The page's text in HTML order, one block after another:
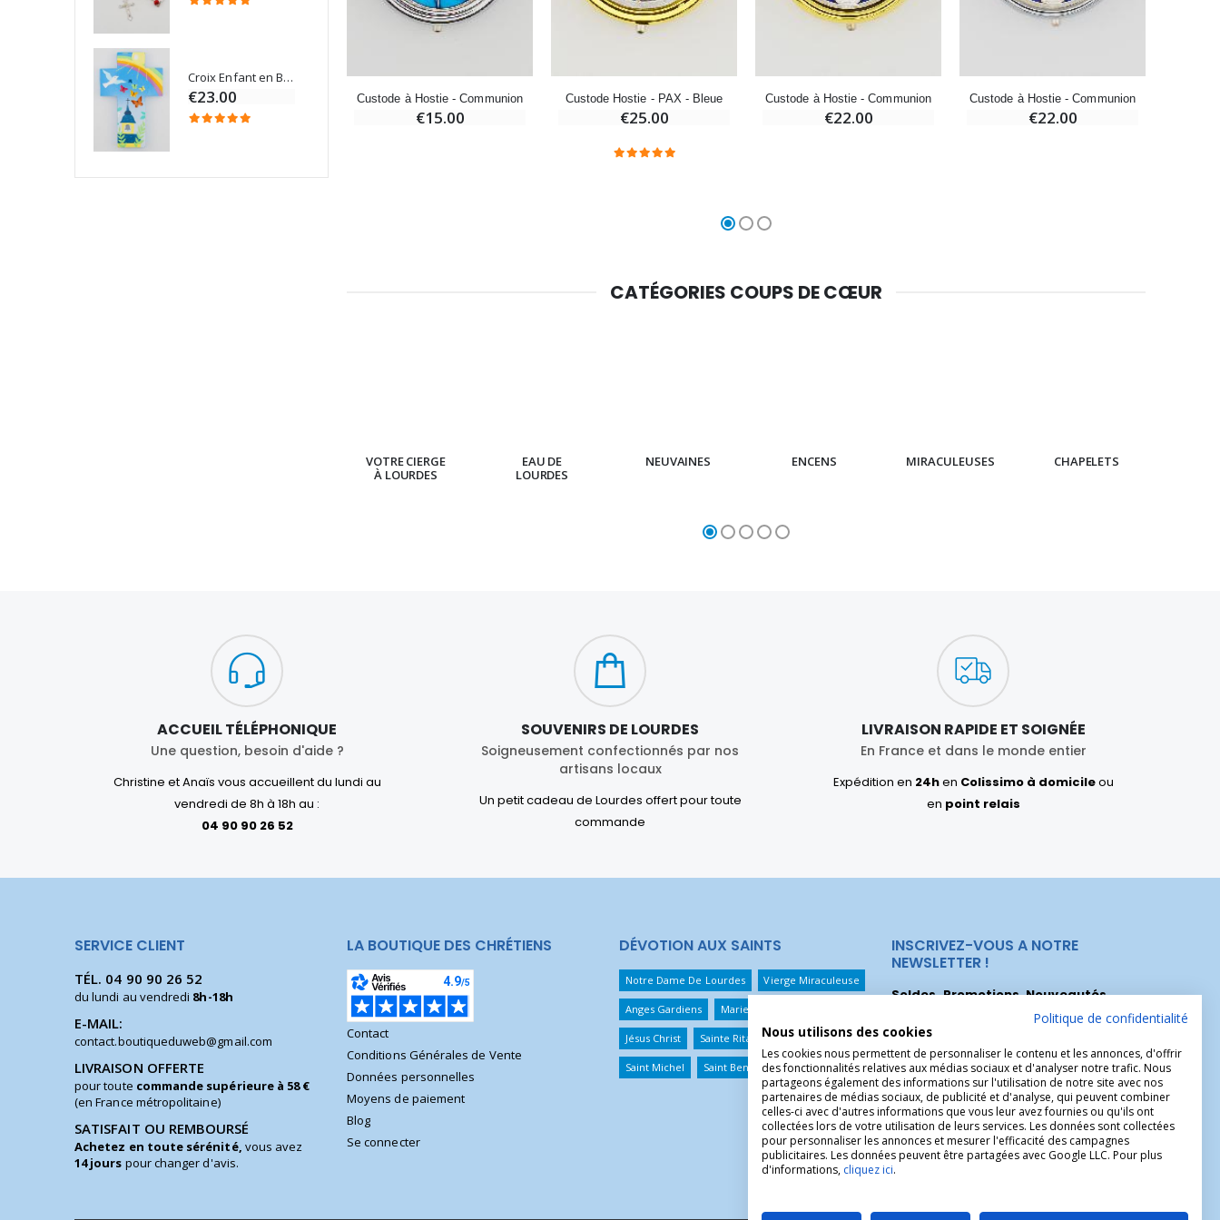
Croix Enfant en Bois Eglise Papillons et Arc-en-ciel 15 cm
€23.00
Bougie Neuvaine pour une Guérison - 17.5cm
€4.90
Croix Enfant en Bois Eglise Papillons et Arc-en-ciel 15 cm
€23.00
Bougie Neuvaine pour une Guérison - 17.5cm
€4.90
Custode à Hostie - Communion
€15.00
Custode Hostie - PAX - Bleue
€25.00
Custode à Hostie - Communion
€22.00
Custode à Hostie - Communion
€22.00
CATÉGORIES COUPS DE CŒUR
VOTRE CIERGE
À LOURDES
EAU DE
LOURDES
NEUVAINES ENCENS MIRACULEUSES CHAPELETS
ACCUEIL TÉLÉPHONIQUE
Une question, besoin d'aide ?
Christine et Anaïs vous accueillent du lundi au
vendredi de 8h à 18h au :
04 90 90 26 52
SOUVENIRS DE LOURDES
Soigneusement confectionnés par nos
artisans locaux
Un petit cadeau de Lourdes offert pour toute
commande
LIVRAISON RAPIDE ET SOIGNÉE
En France et dans le monde entier
Expédition en 24hen Colissimo à domicileou
en point relais
SERVICE CLIENT
TÉL. 04 90 90 26 52
du lundi au vendredi 8h-18h
E-MAIL:
contact.boutiqueduweb@gmail.com
LIVRAISON OFFERTE
pour toute commande supérieure à 58 €
(en France métropolitaine)
SATISFAIT OU REMBOURSÉ
Achetez en toute sérénité, vous avez
14 jours pour changer d'avis.
LA BOUTIQUE DES CHRÉTIENS
Contact
Conditions Générales de Vente
Données personnelles
Moyens de paiement
Blog
Se connecter
DÉVOTION AUX SAINTS
Notre Dame De Lourdes Vierge Miraculeuse
Anges Gardiens Marie Qui Défait Les Noeuds
Jésus Christ Sainte Rita Sainte Thérèse
Saint Michel Saint Benoît Saint Christophe
INSCRIVEZ-VOUS A NOTRE
NEWSLETTER !
Soldes, Promotions, Nouveautés...
Inscrivez-vous maintenant pour recevoir
nos meilleures offres.
Politique de confidentialité
Nous utilisons des cookies
Les cookies nous permettent de personnaliser le contenu et les annonces, d'offrir
des fonctionnalités relatives aux médias sociaux et d'analyser notre trafic. Nous
partageons également des informations sur l'utilisation de notre site avec nos
partenaires de médias sociaux, de publicité et d'analyse, qui peuvent combiner
celles-ci avec d'autres informations que vous leur avez fournies ou qu'ils ont
collectées lors de votre utilisation de leurs services. Les données sont collectées
pour personnaliser les annonces et mesurer l'efficacité des campagnes
publicitaires. Les données peuvent être partagées avec Google LLC. Pour plus
d'informations, cliquez ici.